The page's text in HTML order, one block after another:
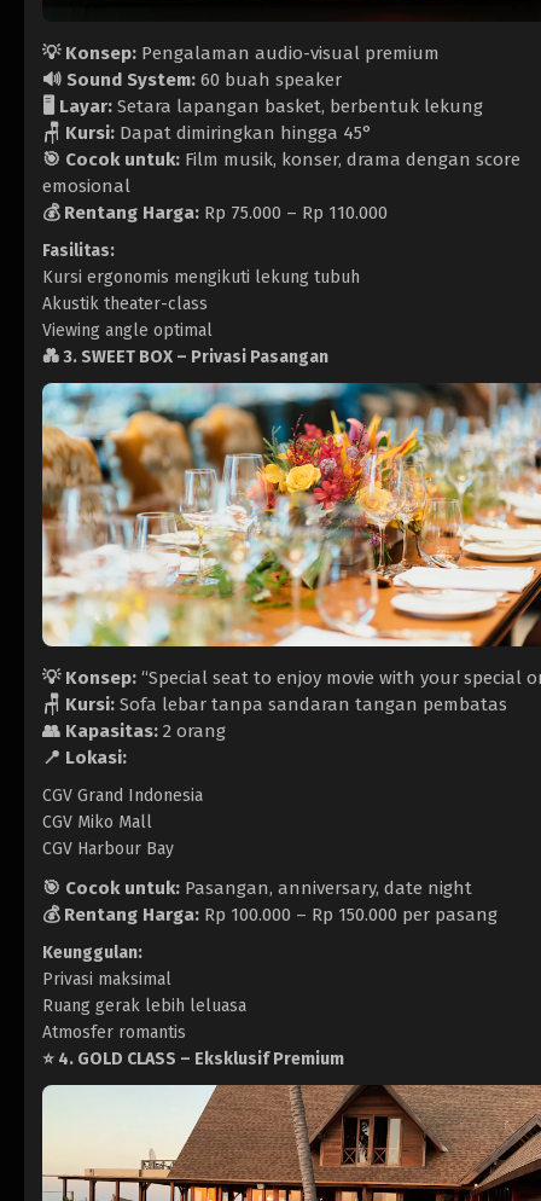
💡 Konsep: Pengalaman audio-visual premium
🔊 Sound System: 60 buah speaker
🖥️ Layar: Setara lapangan basket, berbentuk lekung
🪑 Kursi: Dapat dimiringkan hingga 45°
🎯 Cocok untuk: Film musik, konser, drama dengan score
emosional
💰 Rentang Harga: Rp 75.000 – Rp 110.000
Fasilitas:
Kursi ergonomis mengikuti lekung tubuh
Akustik theater-class
Viewing angle optimal
💑3. SWEET BOX – Privasi Pasangan
💡 Konsep: “Special seat to enjoy movie with your special
🪑 Kursi: Sofa lebar tanpa sandaran tangan pembatas
👥 Kapasitas: 2 orang
📍 Lokasi:
CGV Grand Indonesia
CGV Miko Mall
CGV Harbour Bay
🎯 Cocok untuk: Pasangan, anniversary, date night
💰 Rentang Harga: Rp 100.000 – Rp 150.000 per pasang
Keunggulan:
Privasi maksimal
Ruang gerak lebih leluasa
Atmosfer romantis
⭐ 4. GOLD CLASS – Eksklusif Premium